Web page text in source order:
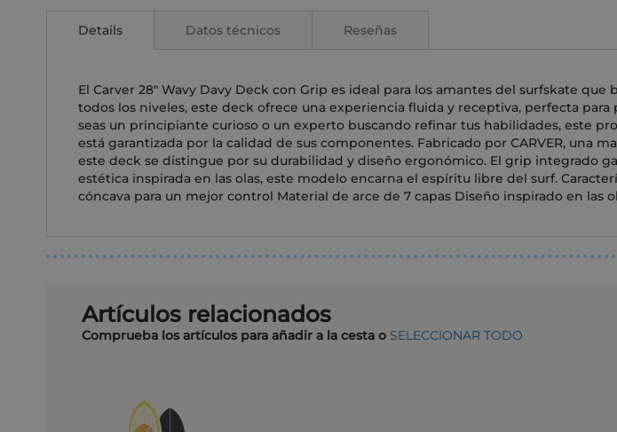
comienzo
imágenes
Details
El Carver 28" Wavy Davy Deck con Grip es ideal para los amantes del surfskate
todos los niveles, este deck ofrece una experiencia fluida y receptiva, perfecta
seas un principiante curioso o un experto buscando refinar tus habilidades, este
está garantizada por la calidad de sus componentes. Fabricado por CARVER, una
este deck se distingue por su durabilidad y diseño ergonómico. El grip integrado
estética inspirada en las olas, este modelo encarna el espíritu libre del surf.
cóncava para un mejor control Material de arce de 7 capas Diseño inspirado en las
Datos técnicos Reseñas
Artículos relacionados
Comprueba los artículos para añadir a la cesta o SELECCIONAR TODO